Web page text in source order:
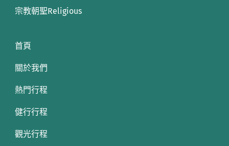
宗教朝聖Religious
首頁
關於我們
熱門行程
健行行程
觀光行程